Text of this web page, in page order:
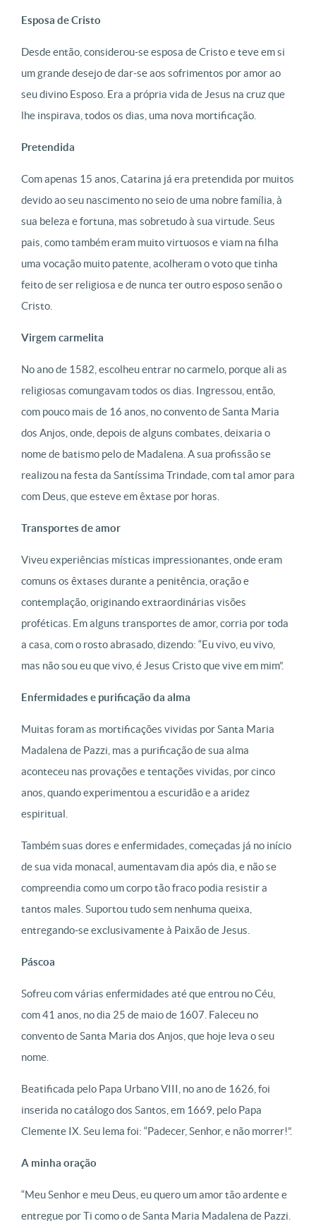
Esposa de Cristo
Desde então, considerou-se esposa de Cristo e teve em si
um grande desejo de dar-se aos sofrimentos por amor ao
seu divino Esposo. Era a própria vida de Jesus na cruz que
lhe inspirava, todos os dias, uma nova mortificação.
Pretendida
Com apenas 15 anos, Catarina já era pretendida por muitos
devido ao seu nascimento no seio de uma nobre família, à
sua beleza e fortuna, mas sobretudo à sua virtude. Seus
pais, como também eram muito virtuosos e viam na filha
uma vocação muito patente, acolheram o voto que tinha
feito de ser religiosa e de nunca ter outro esposo senão o
Cristo.
Virgem carmelita
No ano de 1582, escolheu entrar no carmelo, porque ali as
religiosas comungavam todos os dias. Ingressou, então,
com pouco mais de 16 anos, no convento de Santa Maria
dos Anjos, onde, depois de alguns combates, deixaria o
nome de batismo pelo de Madalena. A sua profissão se
realizou na festa da Santíssima Trindade, com tal amor para
com Deus, que esteve em êxtase por horas.
Transportes de amor
Viveu experiências místicas impressionantes, onde eram
comuns os êxtases durante a penitência, oração e
contemplação, originando extraordinárias visões
proféticas. Em alguns transportes de amor, corria por toda
a casa, com o rosto abrasado, dizendo: “Eu vivo, eu vivo,
mas não sou eu que vivo, é Jesus Cristo que vive em mim”.
Enfermidades e purificação da alma
Muitas foram as mortificações vividas por Santa Maria
Madalena de Pazzi, mas a purificação de sua alma
aconteceu nas provações e tentações vividas, por cinco
anos, quandoexperimentou a escuridão e a aridez
espiritual.
Também suas dores e enfermidades, começadas já no início
de sua vida monacal, aumentavam dia após dia, e não se
compreendia como um corpo tão fraco podia resistir a
tantos males. Suportou tudo sem nenhuma queixa,
entregando-se exclusivamente à Paixão de Jesus.
Páscoa
Sofreu com várias enfermidades até que entrou no Céu,
com 41 anos, no dia 25 de maio de 1607. Faleceu no
convento de Santa Maria dos Anjos, que hoje leva o seu
nome.
Beatificada pelo Papa Urbano VIII, no ano de 1626, foi
inserida no catálogo dos Santos, em 1669, pelo Papa
Clemente IX. Seu lema foi: “Padecer, Senhor, e não morrer!”.
A minha oração
“Meu Senhor e meu Deus, eu quero um amor tão ardente e
entregue por Ti como o de Santa Maria Madalena de Pazzi.